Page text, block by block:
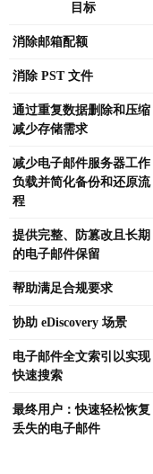
目标
消除邮箱配额
消除 PST 文件
通过重复数据删除和压缩
减少存储需求
减少电子邮件服务器工作
负载并简化备份和还原流
程
提供完整、防篡改且长期
的电子邮件保留
帮助满足合规要求
协助 eDiscovery 场景
电子邮件全文索引以实现
快速搜索
最终用户：快速轻松恢复
丢失的电子邮件